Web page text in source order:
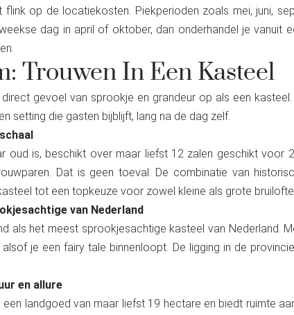
flink op de locatiekosten. Piekperioden zoals mei, juni,
dag in april of oktober, dan onderhandel je vanuit
Trouwen In Een Kasteel
gevoel van sprookje en grandeur op als een
setting die gasten bijblijft, lang na de dag zelf.
oud is, beschikt over maar liefst 12 zalen geschikt voor
Dat is geen toeval. De combinatie van
tot een topkeuze voor zowel kleine als grote
van Nederland
als het meest sprookjesachtige kasteel van Nederland.
je een fairy tale binnenloopt. De ligging in de
en allure
een landgoed van maar liefst 19 hectare en biedt ruimte